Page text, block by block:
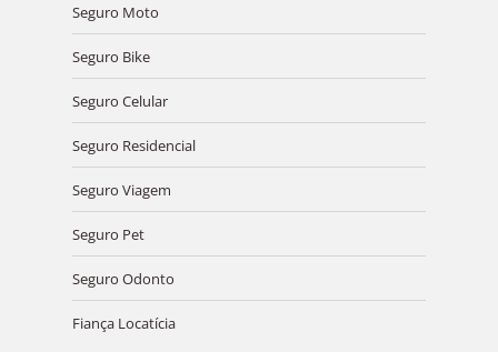
Seguro Moto
Seguro Bike
Seguro Celular
Seguro Residencial
Seguro Viagem
Seguro Pet
Seguro Odonto
Fiança Locatícia